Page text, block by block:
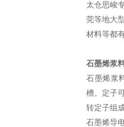
太仓思峻
莞等地大
材料等
石墨烯浆
石墨烯浆
槽。定子
转定子组
石墨烯导